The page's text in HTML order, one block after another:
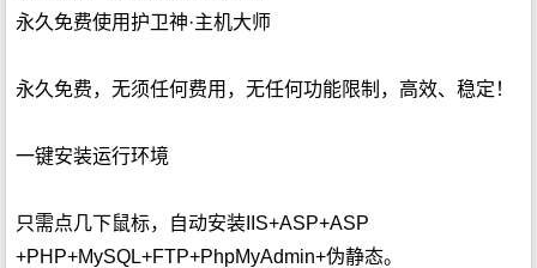
永久免费使用护卫神·主机大师
永久免费，无须任何费用，无任何功能限制，高效、稳定！
一键安装运行环境
只需点几下鼠标，自动安装IIS+ASP+ASP
+PHP+MySQL+FTP+PhpMyAdmin+伪静态。